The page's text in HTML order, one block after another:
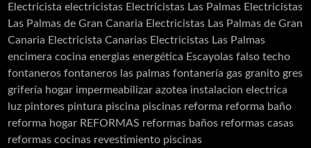
Acero Cortén
Bandejas Acero Inoxidable
Barandillas
Carpintería de Aluminio
Cancelas
Electricista electricistas Electricistas Las Palmas Electricistas
Las Palmas de Gran Canaria Electricistas Las Palmas de Gran
Canaria Electricista Canarias Electricistas Las Palmas
encimera cocina energias energética Escayolas falso techo
fontaneros fontaneros las palmas fontanería gas granito gres
grifería hogar impermeabilizar azotea instalacion electrica
luz pintores pintura piscina piscinas reforma reforma baño
reforma hogar REFORMAS reformas baños reformas casas
reformas cocinas revestimiento piscinas